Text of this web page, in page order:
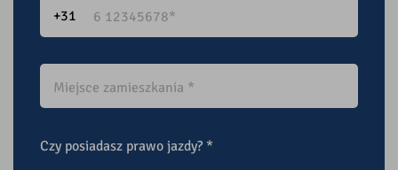
Czy posiadasz prawo jazdy? *